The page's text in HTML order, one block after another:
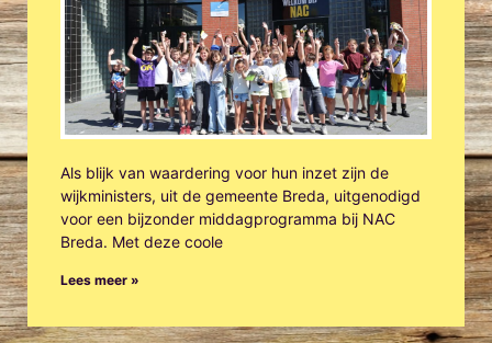
Als blijk van waardering voor hun inzet zijn de
wijkministers, uit de gemeente Breda, uitgenodigd
voor een bijzonder middagprogramma bij NAC
Breda. Met deze coole
Lees meer »